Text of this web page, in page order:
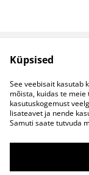
Küpsised
See veebisait kasutab
mõista, kuidas te
kasutuskogemust
lisateavet ja nende
Samuti saate tutvuda